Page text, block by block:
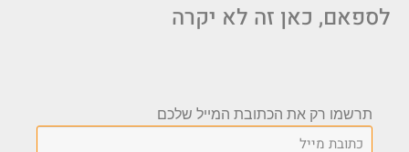
לספאם, כאן זה לא יקרה
תרשמו רק את הכתובת המייל שלכם